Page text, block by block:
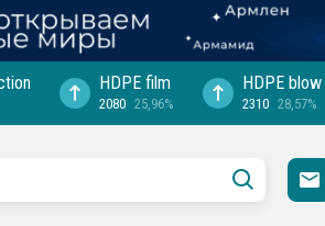
HDPE film
2080 25,96%
HDPE blow
2310 28,57%